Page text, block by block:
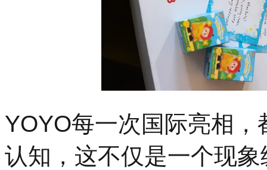
YOYO每一次国际亮相
认知，这不仅是一个现